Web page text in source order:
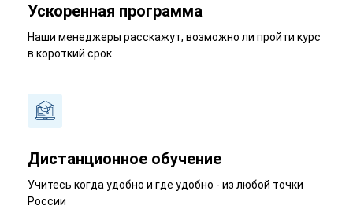
Ускоренная программа
Наши менеджеры расскажут, возможно ли пройти курс
в короткий срок
Дистанционное обучение
Учитесь когда удобно и где удобно - из любой точки
России